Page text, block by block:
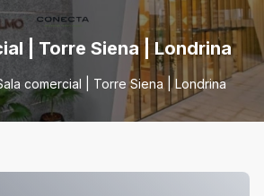
| Torre Siena | Londrina
comercial | Torre Siena | Londrina